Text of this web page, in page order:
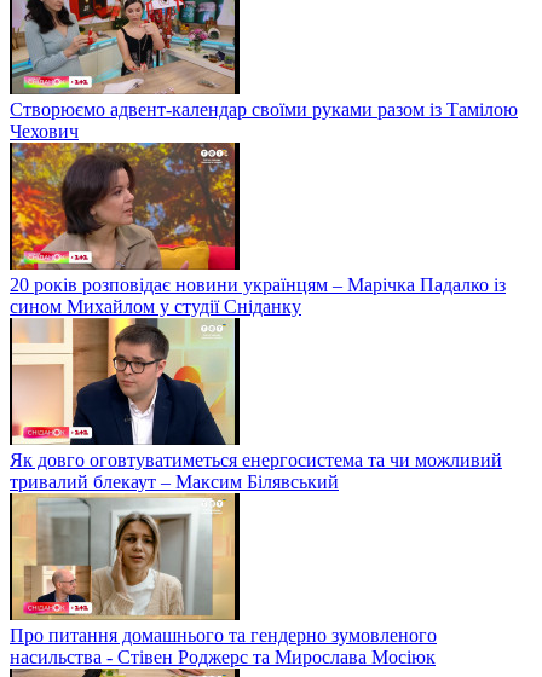
Створюємо адвент-календар своїми руками разом із Тамілою
Чехович
20 років розповідає новини українцям – Марічка Падалко із
сином Михайлом у студії Сніданку
Як довго оговтуватиметься енергосистема та чи можливий
тривалий блекаут – Максим Білявський
Про питання домашнього та гендерно зумовленого
насильства - Стівен Роджерс та Мирослава Мосіюк